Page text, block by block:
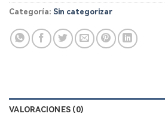
Categoría: Sin categorizar
VALORACIONES (0)